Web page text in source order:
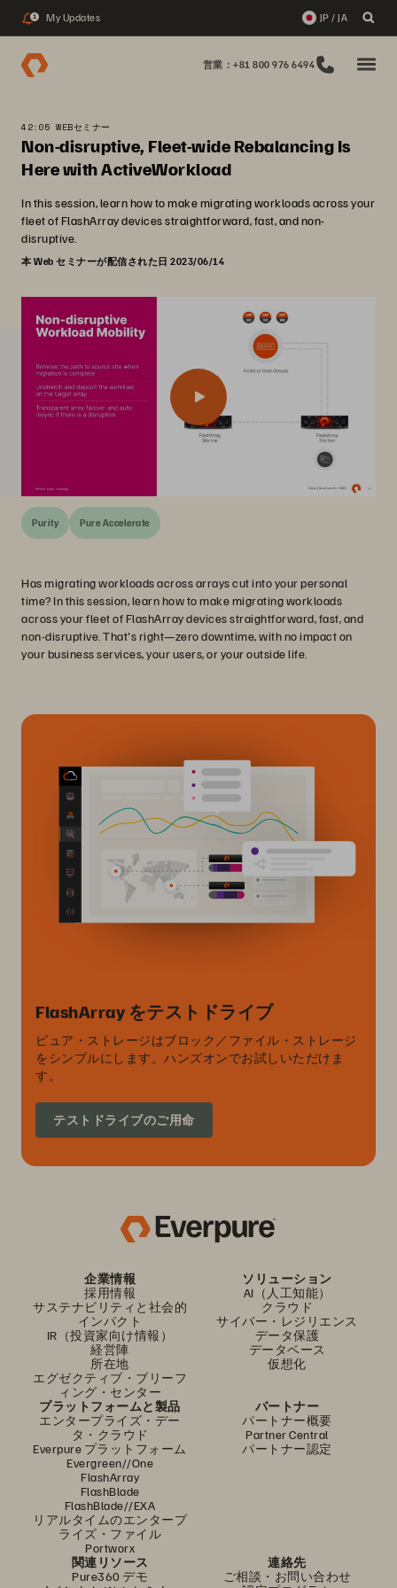
1 My Updates JP / JA
営業：+81 800 976 6494
42:05 WEBセミナー
Non-disruptive, Fleet-wide Rebalancing Is
Here with ActiveWorkload
In this session, learn how to make migrating workloads across your
fleet of FlashArray devices straightforward, fast, and non-
disruptive.
本 Web セミナーが配信された日 2023/06/14
Purity Pure Accelerate
Has migrating workloads across arrays cut into your personal
time? In this session, learn how to make migrating workloads
across your fleet of FlashArray devices straightforward, fast, and
non-disruptive. That's right—zero downtime, with no impact on
your business services, your users, or your outside life.
FlashArray をテストドライブ
ピュア・ストレージはブロック／ファイル・ストレージ
をシンプルにします。ハンズオンでお試しいただけま
す。
テストドライブのご用命
企業情報
採用情報
サステナビリティと社会的
インパクト
IR（投資家向け情報）
経営陣
所在地
エグゼクティブ・ブリーフ
ィング・センター
ソリューション
AI（人工知能）
クラウド
サイバー・レジリエンス
データ保護
データベース
仮想化
プラットフォームと製品
エンタープライズ・デー
タ・クラウド
Everpure プラットフォーム
Evergreen//One
FlashArray
FlashBlade
FlashBlade//EXA
リアルタイムのエンタープ
ライズ・ファイル
Portworx
パートナー
パートナー概要
Partner Central
パートナー認定
関連リソース
Pure360 デモ
連絡先
ご相談・お問い合わせ